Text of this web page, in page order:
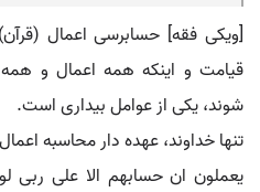
[ویکی فقه] حسابرسی اعمال
قیامت و اینکه همه اعمال و
شوند، یکی از عوامل بیداری است.
تنها خداوند، عهده دار محاسبه
یعملون ان حسابهم الا علی ربی